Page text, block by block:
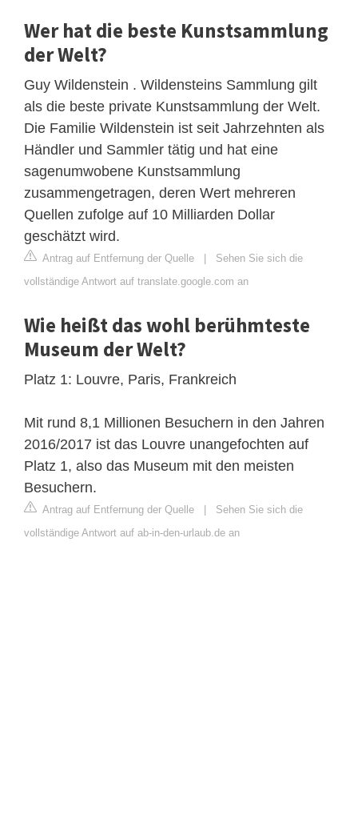
Wer hat die beste Kunstsammlung
der Welt?
Guy Wildenstein . Wildensteins Sammlung gilt
als die beste private Kunstsammlung der Welt.
Die Familie Wildenstein ist seit Jahrzehnten als
Händler und Sammler tätig und hat eine
sagenumwobene Kunstsammlung
zusammengetragen, deren Wert mehreren
Quellen zufolge auf 10 Milliarden Dollar
geschätzt wird.
Antrag auf Entfernung der Quelle | Sehen Sie sich die
vollständige Antwort auf translate.google.com an
Wie heißt das wohl berühmteste
Museum der Welt?
Platz 1: Louvre, Paris, Frankreich
Mit rund 8,1 Millionen Besuchern in den Jahren
2016/2017 ist das Louvre unangefochten auf
Platz 1, also das Museum mit den meisten
Besuchern.
Antrag auf Entfernung der Quelle | Sehen Sie sich die
vollständige Antwort auf ab-in-den-urlaub.de an